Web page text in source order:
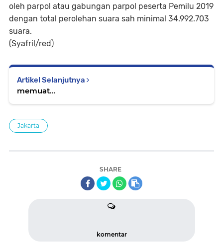
oleh parpol atau gabungan parpol peserta Pemilu 2019
dengan total perolehan suara sah minimal 34.992.703
suara.
(Syafril/red)
Artikel Selanjutnya
memuat...
Jakarta
SHARE
komentar